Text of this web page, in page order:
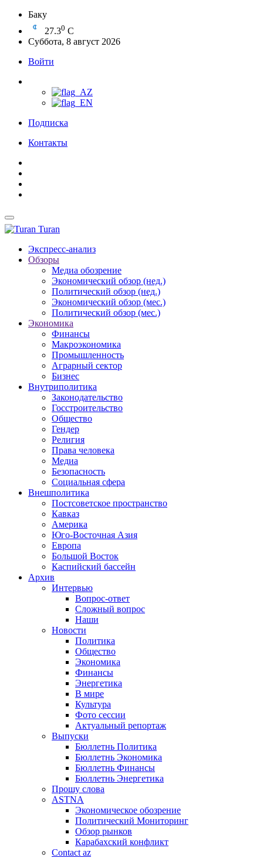
Баку
27.30 C
Суббота, 8 август 2026
Войти
Подписка
Контакты
Turan
Экспресс-анализ
Обзоры
Медиа обозрение
Экономический обзор (нед.)
Политический обзор (нед.)
Экономический обзор (мес.)
Политический обзор (мес.)
Экономика
Финансы
Макроэкономика
Промышленность
Аграрный сектор
Бизнес
Внутриполитика
Законодательство
Госстроительство
Общество
Гендер
Религия
Права человека
Медиа
Безопасность
Социальная сфера
Внешполитика
Постсоветское пространство
Кавказ
Америка
Юго-Восточная Азия
Европа
Большой Восток
Каспийский бассейн
Архив
Интервью
Вопрос-ответ
Сложный вопрос
Наши
Новости
Политика
Общество
Экономика
Финансы
Энергетика
В мире
Культура
Фото сессии
Актуальный репортаж
Выпуски
Бюллетнь Политика
Бюллетнь Экономика
Бюллетнь Финансы
Бюллетнь Энергетика
Прошу слова
ASTNA
Экономическое обозрение
Политический Мониторинг
Обзор рынков
Карабахский конфликт
Contact az